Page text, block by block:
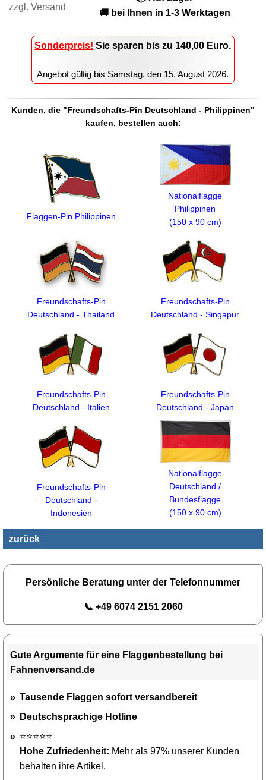
zzgl. Versand
🚚 bei Ihnen in 1-3 Werktagen
Sonderpreis! Sie sparen bis zu 140,00 Euro.
Angebot gültig bis Samstag, den 15. August 2026.
Kunden, die "Freundschafts-Pin Deutschland - Philippinen"
kaufen, bestellen auch:
Flaggen-Pin Philippinen
Nationalflagge
Philippinen
(150 x 90 cm)
Freundschafts-Pin
Deutschland - Thailand
Freundschafts-Pin
Deutschland - Singapur
Freundschafts-Pin
Deutschland - Italien
Freundschafts-Pin
Deutschland - Japan
Freundschafts-Pin
Deutschland -
Indonesien
Nationalflagge
Deutschland /
Bundesflagge
(150 x 90 cm)
zurück
Persönliche Beratung unter der Telefonnummer
📞 +49 6074 2151 2060
Gute Argumente für eine Flaggenbestellung bei
Fahnenversand.de
Tausende Flaggen sofort versandbereit
Deutschsprachige Hotline
⭐⭐⭐⭐⭐
Hohe Zufriedenheit: Mehr als 97% unserer Kunden
behalten ihre Artikel.